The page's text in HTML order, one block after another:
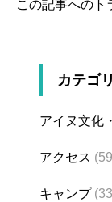
この記事へのト
カテゴ
アイヌ文化
アクセス
キャンプ